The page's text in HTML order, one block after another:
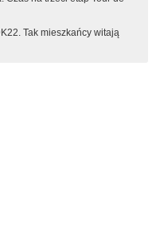
Tak mieszkańcy witają